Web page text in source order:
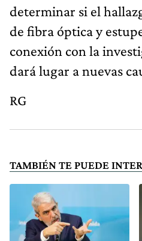
determinar si el
de fibra óptica y
conexión con la
dará lugar a nuevas
RG
TAMBIÉN TE PUEDE